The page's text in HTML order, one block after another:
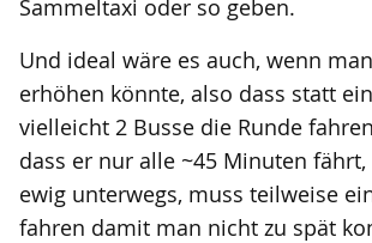
Sammeltaxi oder so geben.
Und ideal wäre es auch, wenn
erhöhen könnte, also dass statt
vielleicht 2 Busse die Runde
dass er nur alle ~45 Minuten
ewig unterwegs, muss teilweise
fahren damit man nicht zu spät